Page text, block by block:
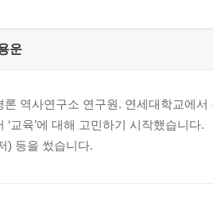
운
론 역사연구소 연구원. 연세대학교에
‘교육’에 대해 고민하기 시작했습니
) 등을 썼습니다.